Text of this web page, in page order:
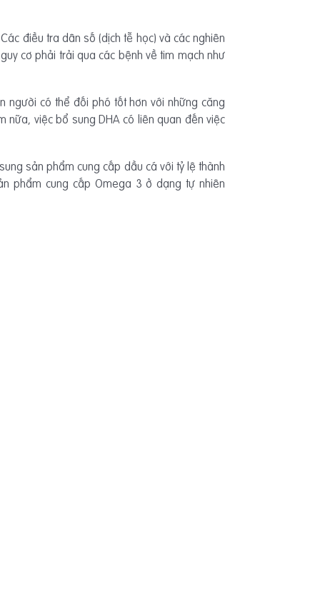
điều tra dân số (dịch tễ học) và các nghiên
cơ phải trải qua các bệnh về tim mạch như
người có thể đối phó tốt hơn với những căng
nữa, việc bổ sung DHA có liên quan đến việc
sản phẩm cung cấp dầu cá với tỷ lệ thành
phẩm cung cấp Omega 3 ở dạng tự nhiên